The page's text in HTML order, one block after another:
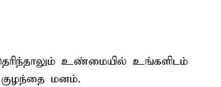
உண்மையில் உங்களிடம்
குழந்தை மனம்.